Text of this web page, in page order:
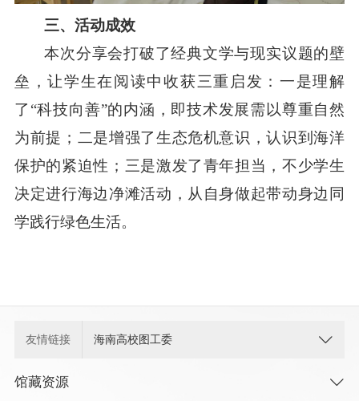
三、活动成效
本次分享会打破了经典文学与现实议题的壁
垒，让学生在阅读中收获三重启发：一是理解
了“科技向善”的内涵，即技术发展需以尊重自然
为前提；二是增强了生态危机意识，认识到海洋
保护的紧迫性；三是激发了青年担当，不少学生
决定进行海边净滩活动，从自身做起带动身边同
学践行绿色生活。
友情链接 海南高校图工委
馆藏资源